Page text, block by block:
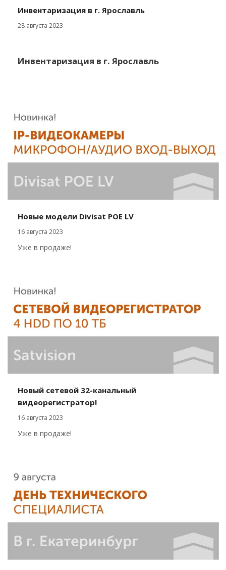
Инвентаризация в г. Ярославль
28 августа 2023
Инвентаризация в г. Ярославль
Новые модели Divisat POE LV
16 августа 2023
Уже в продаже!
Новый сетевой 32-канальный
видеорегистратор!
16 августа 2023
Уже в продаже!